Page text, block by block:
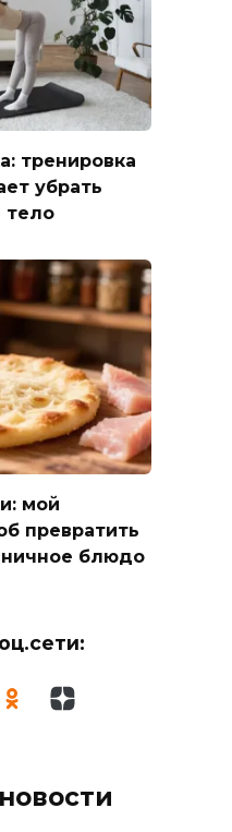
тренировка
убрать
тело
мой
превратить
блюдо